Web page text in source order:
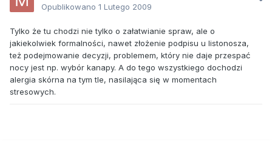
Opublikowano 1 Lutego 2009
Tylko że tu chodzi nie tylko o załatwianie spraw, ale o
jakiekolwiek formalności, nawet złożenie podpisu u listonosza,
też podejmowanie decyzji, problemem, który nie daje przespać
nocy jest np. wybór kanapy. A do tego wszystkiego dochodzi
alergia skórna na tym tle, nasilająca się w momentach
stresowych.